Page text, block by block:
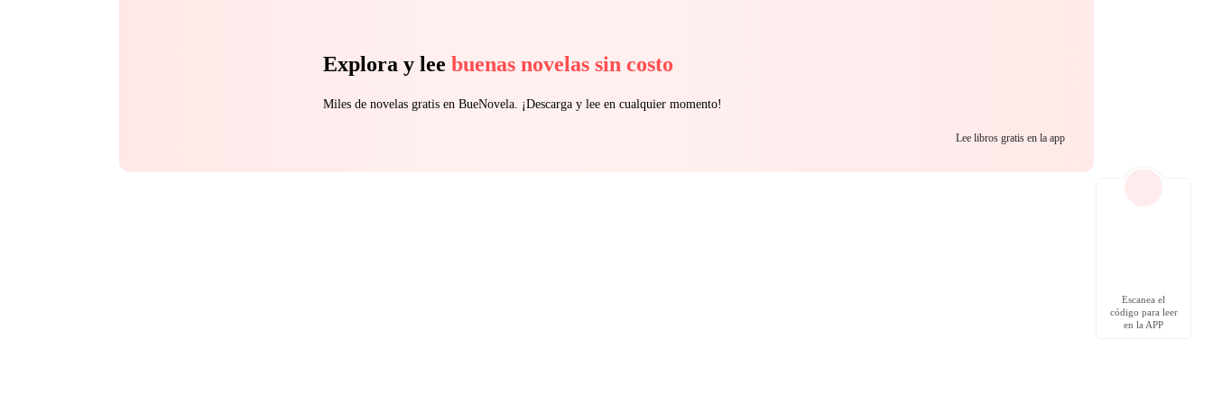
Explora y lee buenas novelas sin costo
Miles de novelas gratis en BueNovela. ¡Descarga y lee en cualquier momento!
Lee libros gratis en la app
Escanea el
código para leer
en la APP